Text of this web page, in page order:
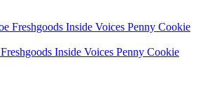
Inside Voices Penny Cookie